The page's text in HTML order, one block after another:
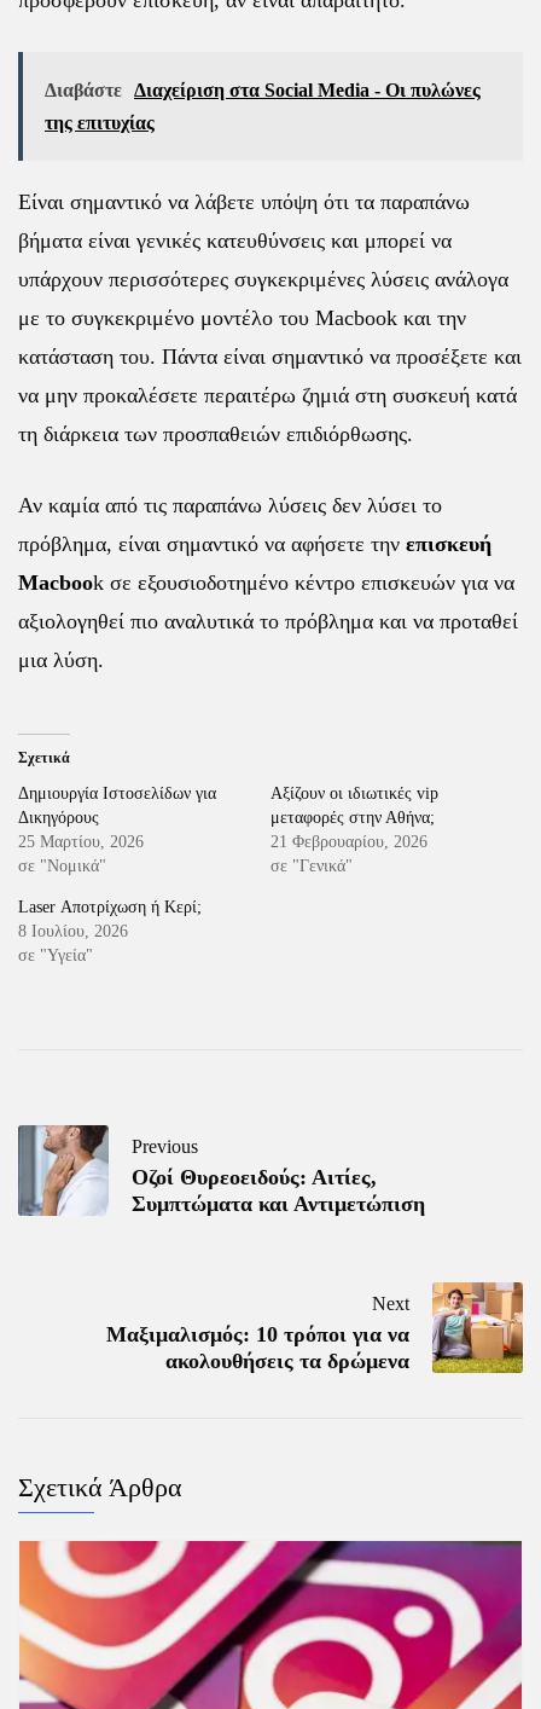
Διαβάστε Διαχείριση στα Social Media - Οι πυλώνες
της επιτυχίας
Είναι σημαντικό να λάβετε υπόψη ότι τα παραπάνω
βήματα είναι γενικές κατευθύνσεις και μπορεί να
υπάρχουν περισσότερες συγκεκριμένες λύσεις ανάλογα
με το συγκεκριμένο μοντέλο του Macbook και την
κατάσταση του. Πάντα είναι σημαντικό να προσέξετε και
να μην προκαλέσετε περαιτέρω ζημιά στη συσκευή κατά
τη διάρκεια των προσπαθειών επιδιόρθωσης.
Αν καμία από τις παραπάνω λύσεις δεν λύσει το
πρόβλημα, είναι σημαντικό να αφήσετε την επισκευή
Macbook σε εξουσιοδοτημένο κέντρο επισκευών για να
αξιολογηθεί πιο αναλυτικά το πρόβλημα και να προταθεί
μια λύση.
Σχετικά
Δημιουργία Ιστοσελίδων για
Δικηγόρους
25 Μαρτίου, 2026
σε "Νομικά"
Αξίζουν οι ιδιωτικές vip
μεταφορές στην Αθήνα;
21 Φεβρουαρίου, 2026
σε "Γενικά"
Laser Αποτρίχωση ή Κερί;
8 Ιουλίου, 2026
σε "Υγεία"
Previous
Οζοί Θυρεοειδούς: Αιτίες,
Συμπτώματα και Αντιμετώπιση
Next
Μαξιμαλισμός: 10 τρόποι για να
ακολουθήσεις τα δρώμενα
Σχετικά Άρθρα